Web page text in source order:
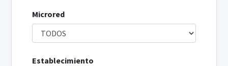
Microred
Establecimiento